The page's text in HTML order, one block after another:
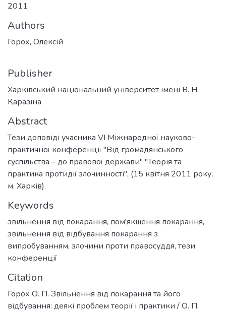
2011
Authors
Горох, Олексій
Publisher
Харківський національний університет імені В. Н.
Каразіна
Abstract
Тези доповіді учасника VI Міжнародної науково-
практичної конференції "Від громадянського
суспільства – до правової держави" "Теорія та
практика протидії злочинності", (15 квітня 2011 року,
м. Харків).
Keywords
звільнення від покарання, пом'якшення покарання,
звільнення від відбування покарання з
випробуванням, злочини проти правосуддя, тези
конференції
Citation
Горох О. П. Звільнення від покарання та його
відбування: деякі проблем теорії і практики / О. П.